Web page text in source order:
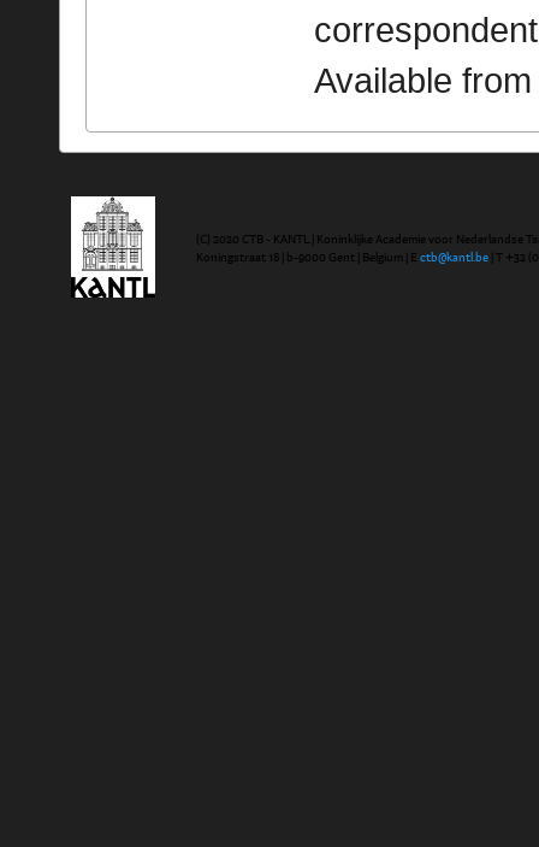
Available
(C) 2020 CTB - KANTL | Koninklijke Academie voor Nederlandse
Koningstraat 18 | b-9000 Gent | Belgium | E ctb@kantl.be | T +32